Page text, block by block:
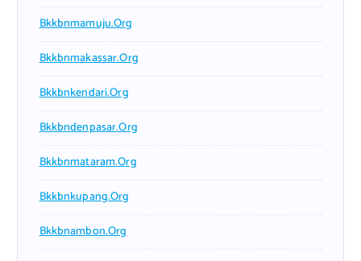
Bkkbnmamuju.org
Bkkbnmakassar.org
Bkkbnkendari.org
Bkkbndenpasar.org
Bkkbnmataram.org
Bkkbnkupang.org
Bkkbnambon.org